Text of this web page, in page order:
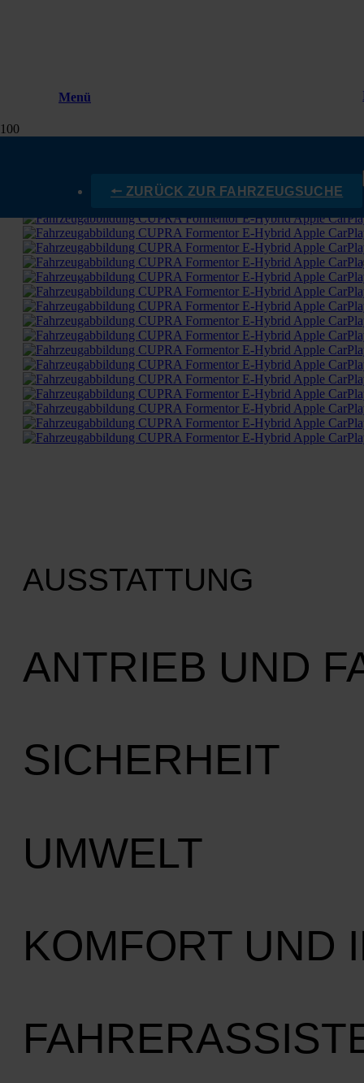
Menü
🠔 ZURÜCK ZUR FAHRZEUGSUCHE
AUSSTATTUNG
ANTRIEB UND
SICHERHEIT
UMWELT
KOMFORT UND